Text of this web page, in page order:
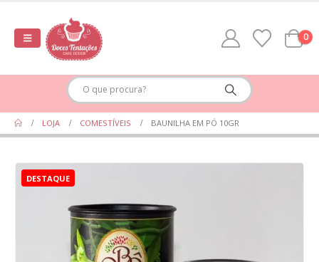
0
LOJA COMESTÍVEIS BAUNILHA EM PÓ 10GR
DESTAQUE